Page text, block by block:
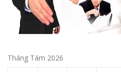
Tháng Tám 2026